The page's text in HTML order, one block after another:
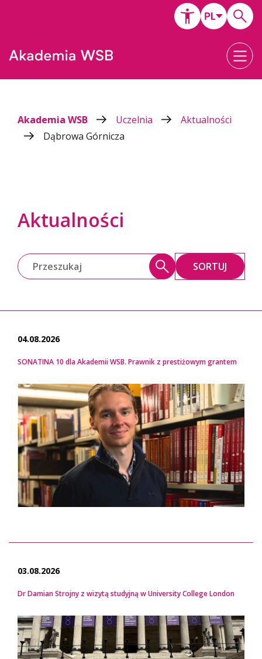
Akademia WSB Uczelnia
Aktualności
Dąbrowa Górnicza
Aktualności
SORTUJ
04.08.2026
SONATINA 10 dla Akademii WSB. Prawnik z prestiżowym grantem
03.08.2026
Dr Damian Strojny z wizytą studyjną w University College London